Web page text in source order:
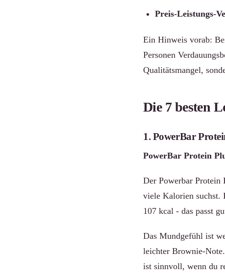
Preis-Leistungs-
Ein Hinweis vorab:
Personen
Qualitätsmangel,
Die 7 besten
1. PowerBar
PowerBar Protein
Der Powerbar Protein
viele Kalorien suchst.
107 kcal - das passt
Das Mundgefühl ist
leichter Brownie-
ist sinnvoll, wenn du